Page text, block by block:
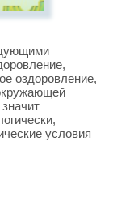
оздоровление,
условия